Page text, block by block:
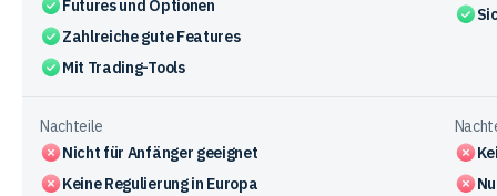
Futures und Optionen
Zahlreiche gute Features
Mit Trading-Tools
Nachteile
Nicht für Anfänger geeignet
Keine Regulierung in Europa